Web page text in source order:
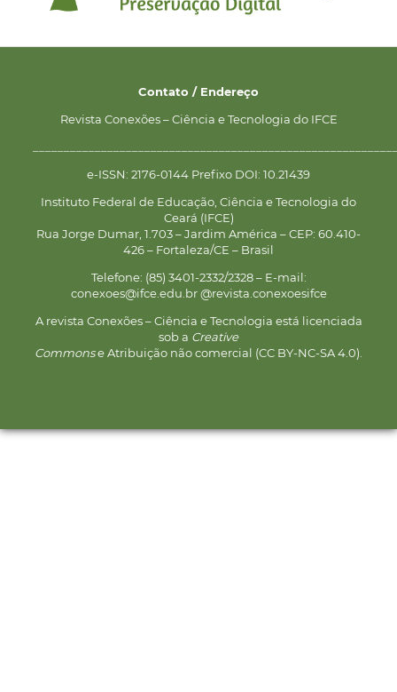
Contato / Endereço
Revista Conexões – Ciência e Tecnologia do IFCE
e-ISSN: 2176-0144 Prefixo DOI: 10.21439
Instituto Federal de Educação, Ciência e Tecnologia do
Ceará (IFCE)
Rua Jorge Dumar, 1.703 – Jardim América – CEP: 60.410-
426 – Fortaleza/CE – Brasil
Telefone: (85) 3401-2332/2328 – E-mail:
conexoes@ifce.edu.br @revista.conexoesifce
A revista Conexões – Ciência e Tecnologia está licenciada
sob a Creative
Commonse Atribuição não comercial (CC BY-NC-SA 4.0).